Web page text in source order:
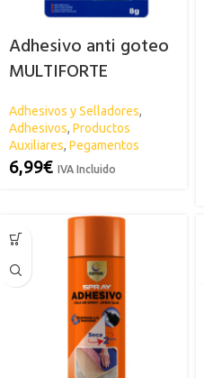
Adhesivo anti goteo
MULTIFORTE
Adhesivos y Selladores,
Adhesivos, Productos
Auxiliares, Pegamentos
6,99€ IVA Incluido